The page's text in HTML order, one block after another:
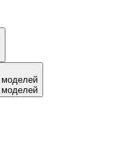
моделей
моделей